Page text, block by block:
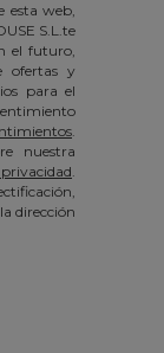
esta web,
S.L.te
el futuro,
ofertas y
para el
.
nuestra
.
dirección